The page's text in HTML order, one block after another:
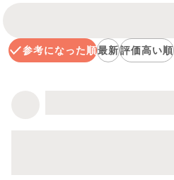
参考になった順最新評価高い順